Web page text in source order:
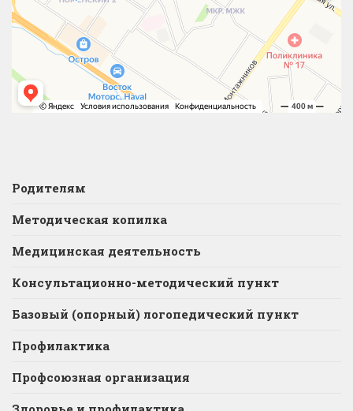
Родителям
Методическая копилка
Медицинская деятельность
Консультационно-методический пункт
Базовый (опорный) логопедический пункт
Профилактика
Профсоюзная организация